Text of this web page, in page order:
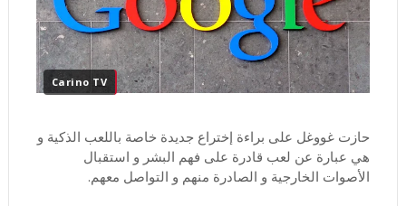
Carino TV
حازت غووغل على براءة إختراع جديدة خاصة باللعب الذكية و
هي عبارة عن لعب قادرة على فهم البشر و استقبال
الأصوات الخارجية و الصادرة منهم و التواصل معهم.